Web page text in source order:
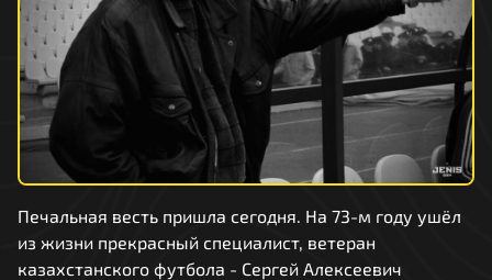
Печальная весть пришла сегодня. На 73-м году ушёл
из жизни прекрасный специалист, ветеран
казахстанского футбола - Сергей Алексеевич